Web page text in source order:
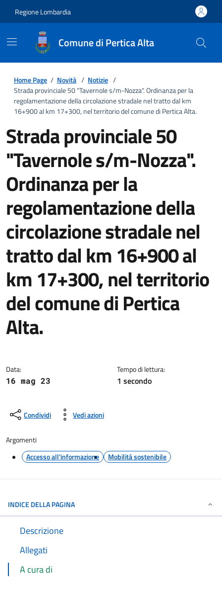
Regione Lombardia
Comune di Pertica Alta
Home Page / Novità / Notizie /
Strada provinciale 50 "Tavernole s/m-Nozza". Ordinanza per la
regolamentazione della circolazione stradale nel tratto dal km
16+900 al km 17+300, nel territorio del comune di Pertica Alta.
Strada provinciale 50
"Tavernole s/m-Nozza".
Ordinanza per la
regolamentazione della
circolazione stradale nel
tratto dal km 16+900 al
km 17+300, nel territorio
del comune di Pertica
Alta.
Data:
16 mag 23
Tempo di lettura:
1 secondo
Condividi Vedi azioni
Argomenti
Accesso all'informazione
Mobilità sostenibile
INDICE DELLA PAGINA
Descrizione
Allegati
A cura di